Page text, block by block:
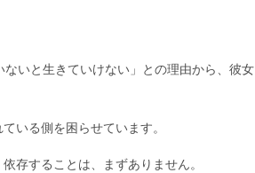
いと生きていけない」との理由から、彼女
いる側を困らせています。
存することは、まずありません。